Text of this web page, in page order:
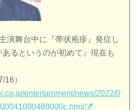
演舞台中に『帯状疱疹』発症し
るというのが初めて』現在も
）
entertainment/news/2022/0